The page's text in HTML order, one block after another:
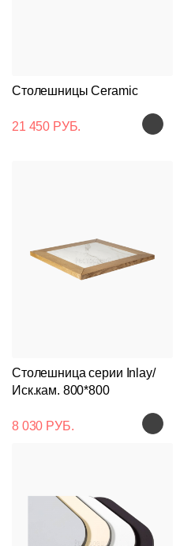
Столешницы Ceramic
21 450 РУБ.
Столешница серии Inlay/
Иск.кам. 800*800
8 030 РУБ.